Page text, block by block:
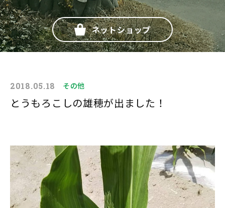
ネットショップ
2018.05.18 その他
とうもろこしの雄穂が出ました！